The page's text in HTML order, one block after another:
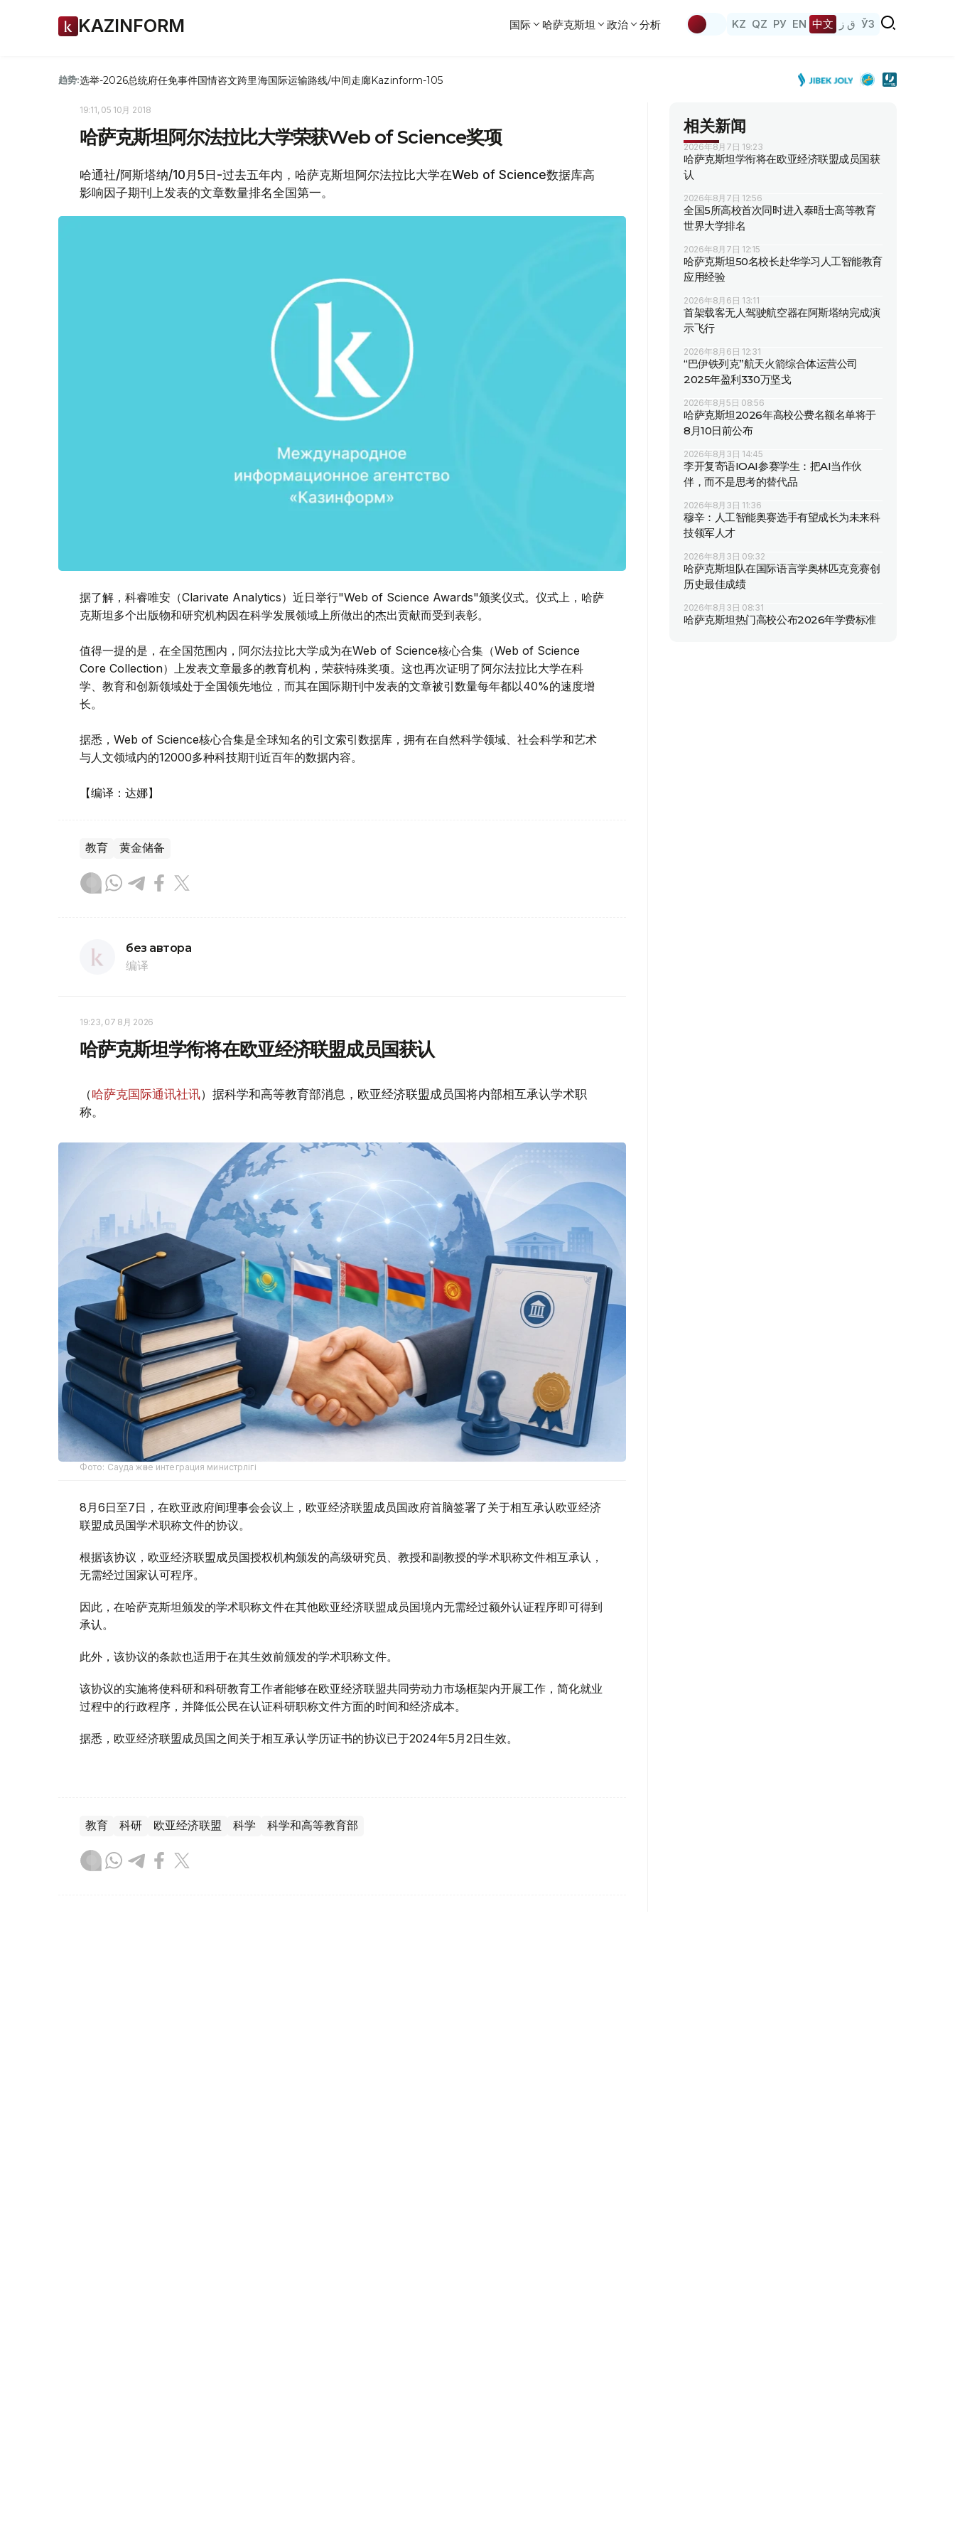
KAZINFORM 国际 哈萨克斯坦 政治 分析 KZ QZ РУ EN 中文 ق ز ЎЗ
趋势:选举-2026总统府任免事件国情咨文跨里海国际运输路线/中间走廊Kazinform-105
19:11, 05 10月 2018
哈萨克斯坦阿尔法拉比大学荣获Web of Science奖项
哈通社/阿斯塔纳/10月5日-过去五年内，哈萨克斯坦阿尔法拉比大学在Web of Science数据库高
影响因子期刊上发表的文章数量排名全国第一。
据了解，科睿唯安（Clarivate Analytics）近日举行"Web of Science Awards"颁奖仪式。仪式上，哈萨
克斯坦多个出版物和研究机构因在科学发展领域上所做出的杰出贡献而受到表彰。
值得一提的是，在全国范围内，阿尔法拉比大学成为在Web of Science核心合集（Web of Science
Core Collection）上发表文章最多的教育机构，荣获特殊奖项。这也再次证明了阿尔法拉比大学在科
学、教育和创新领域处于全国领先地位，而其在国际期刊中发表的文章被引数量每年都以40%的速度增
长。
据悉，Web of Science核心合集是全球知名的引文索引数据库，拥有在自然科学领域、社会科学和艺术
与人文领域内的12000多种科技期刊近百年的数据内容。
【编译：达娜】
教育 黄金储备
без автора
编译
19:23, 07 8月 2026
哈萨克斯坦学衔将在欧亚经济联盟成员国获认
（哈萨克国际通讯社讯）据科学和高等教育部消息，欧亚经济联盟成员国将内部相互承认学术职
称。
Фото: Сауда және интеграция министрлігі
8月6日至7日，在欧亚政府间理事会会议上，欧亚经济联盟成员国政府首脑签署了关于相互承认欧亚经济
联盟成员国学术职称文件的协议。
根据该协议，欧亚经济联盟成员国授权机构颁发的高级研究员、教授和副教授的学术职称文件相互承认，
无需经过国家认可程序。
因此，在哈萨克斯坦颁发的学术职称文件在其他欧亚经济联盟成员国境内无需经过额外认证程序即可得到
承认。
此外，该协议的条款也适用于在其生效前颁发的学术职称文件。
该协议的实施将使科研和科研教育工作者能够在欧亚经济联盟共同劳动力市场框架内开展工作，简化就业
过程中的行政程序，并降低公民在认证科研职称文件方面的时间和经济成本。
据悉，欧亚经济联盟成员国之间关于相互承认学历证书的协议已于2024年5月2日生效。
教育 科研 欧亚经济联盟 科学 科学和高等教育部
相关新闻
2026年8月7日 19:23
哈萨克斯坦学衔将在欧亚经济联盟成员国获
认
2026年8月7日 12:56
全国5所高校首次同时进入泰晤士高等教育
世界大学排名
2026年8月7日 12:15
哈萨克斯坦50名校长赴华学习人工智能教育
应用经验
2026年8月6日 13:11
首架载客无人驾驶航空器在阿斯塔纳完成演
示飞行
2026年8月6日 12:31
“巴伊铁列克”航天火箭综合体运营公司
2025年盈利330万坚戈
2026年8月5日 08:56
哈萨克斯坦2026年高校公费名额名单将于
8月10日前公布
2026年8月3日 14:45
李开复寄语IOAI参赛学生：把AI当作伙
伴，而不是思考的替代品
2026年8月3日 11:36
穆辛：人工智能奥赛选手有望成长为未来科
技领军人才
2026年8月3日 09:32
哈萨克斯坦队在国际语言学奥林匹克竞赛创
历史最佳成绩
2026年8月3日 08:31
哈萨克斯坦热门高校公布2026年学费标准